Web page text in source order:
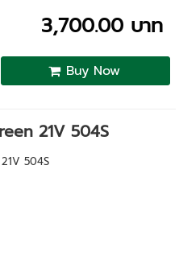
3,700.00 บาท
Buy Now
21V 504S
504S